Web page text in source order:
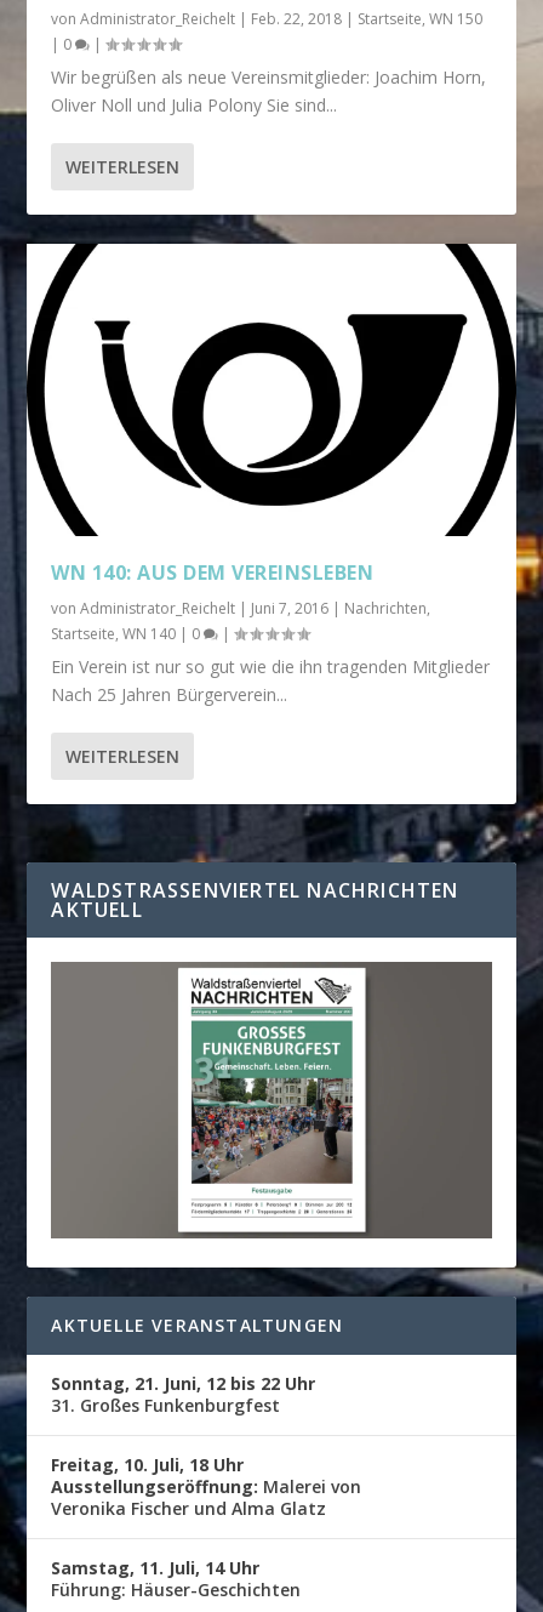
vonAdministrator_Reichelt | Feb. 22, 2018 | Startseite,WN 150
| 0 |
Wir begrüßen als neue Vereinsmitglieder: Joachim Horn,
Oliver Noll und Julia Polony Sie sind...
WEITERLESEN
WN 140: AUS DEM VEREINSLEBEN
vonAdministrator_Reichelt | Juni 7, 2016 | Nachrichten,
Startseite,WN 140 | 0 |
Ein Verein ist nur so gut wie die ihn tragenden Mitglieder
Nach 25 Jahren Bürgerverein...
WEITERLESEN
WALDSTRASSENVIERTEL NACHRICHTEN A
KTUELL
AKTUELLE VERANSTALTUNGEN
Sonntag, 21. Juni, 12 bis 22 Uhr
31. Großes Funkenburgfest
Freitag, 10. Juli, 18 Uhr
Ausstellungseröffnung: Malerei von
Veronika Fischer und Alma Glatz
Samstag, 11. Juli, 14 Uhr
Führung: Häuser-Geschichten